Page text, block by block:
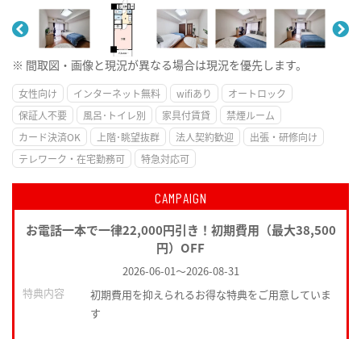
※ 間取図・画像と現況が異なる場合は現況を優先します。
女性向け インターネット無料 wifiあり
オートロック
保証人不要
風呂･トイレ別 家具付賃貸
禁煙ルーム
カード決済OK
上階･眺望抜群 法人契約歓迎
出張・研修向け
テレワーク・在宅勤務可
特急対応可
CAMPAIGN
お電話一本で一律22,000円引き！初期費用（最大38,500
円）OFF
2026-06-01～2026-08-31
特典内容
初期費用を抑えられるお得な特典をご用意していま
す